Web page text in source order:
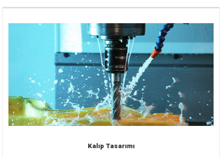
Kalıp Tasarımı